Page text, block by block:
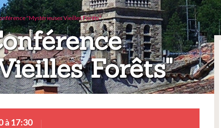
"Mystérieuses Vieilles Forêts"
Forêts"
à 17:30